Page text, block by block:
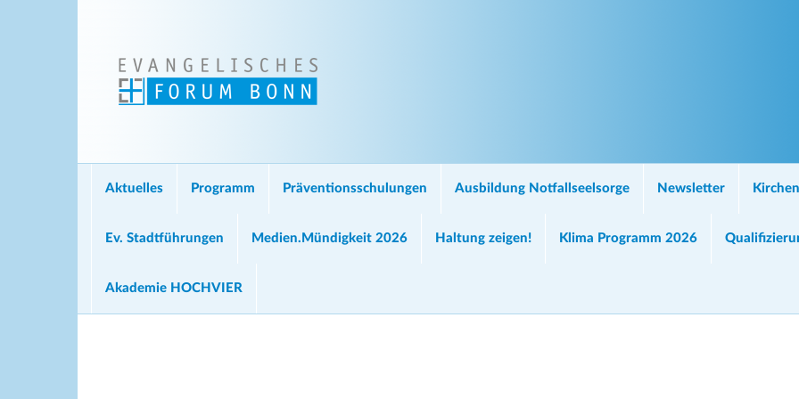
Aktuelles Programm Präventionsschulungen Ausbildung Notfallseelsorge Newsletter
Ev. Stadtführungen Medien.Mündigkeit 2026 Haltung zeigen! Klima Programm 2026
Akademie HOCHVIER